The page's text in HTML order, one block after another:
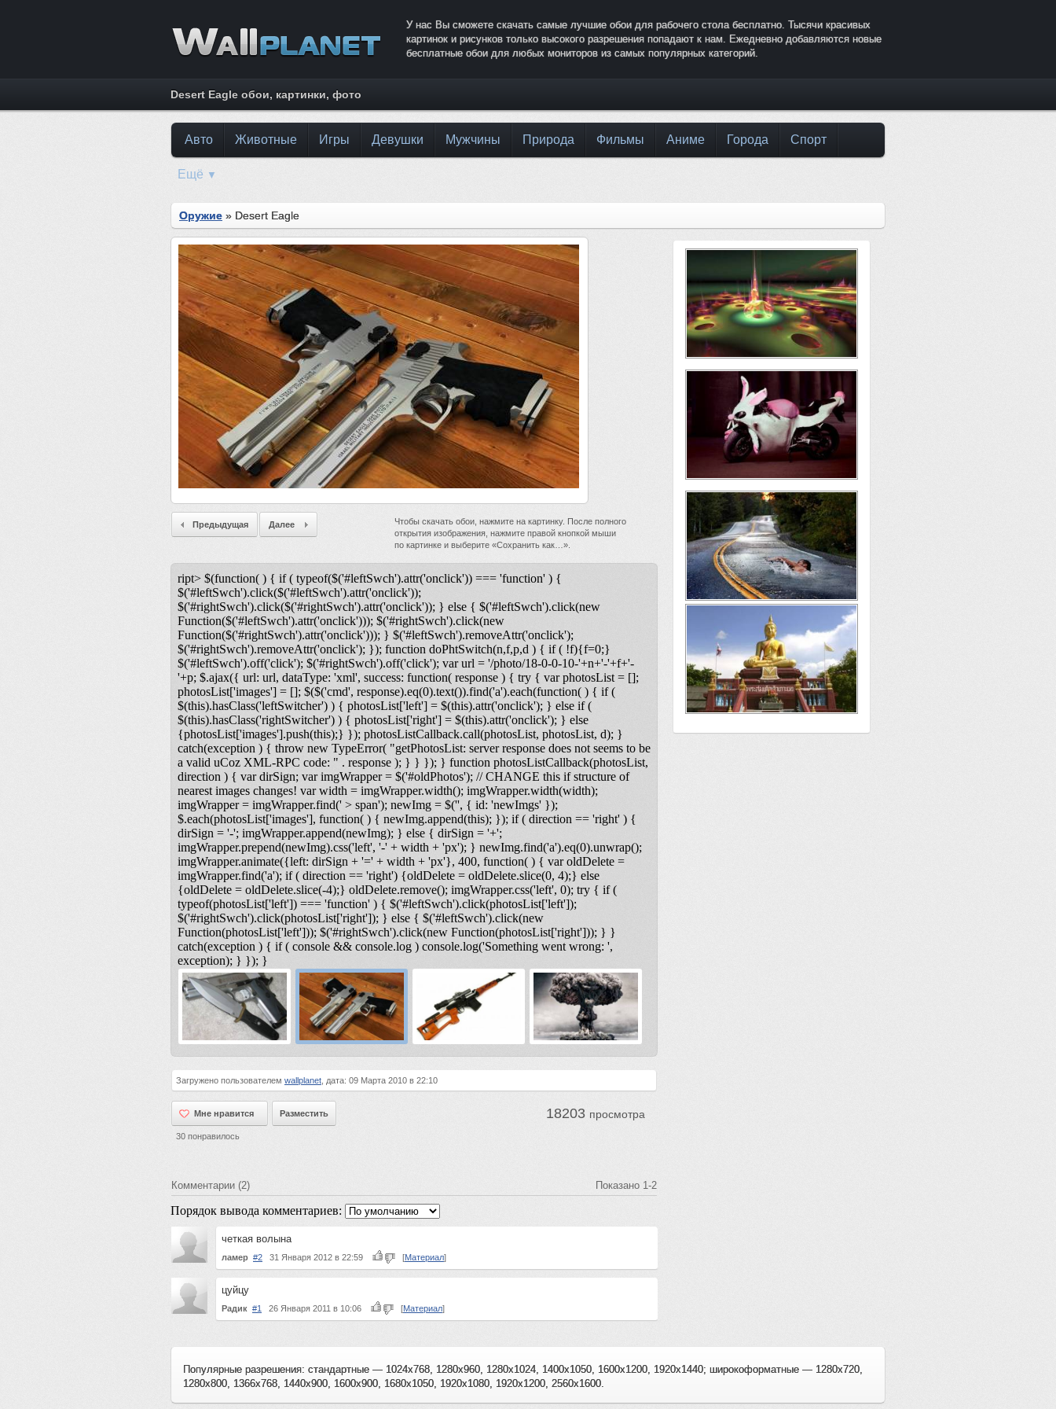
У нас Вы сможете скачать самые лучшие обои для рабочего стола бесплатно. Тысячи красивых
картинок и рисунков только высокого разрешения попадают к нам. Ежедневно добавляются новые
бесплатные обои для любых мониторов из самых популярных категорий.
Desert Eagle обои, картинки, фото
Авто Животные Игры Девушки Мужчины Природа Фильмы Аниме Города Спорт
Ещё ▼
Оружие » Desert Eagle
Чтобы скачать обои, нажмите на картинку. После полного
открытия изображения, нажмите правой кнопкой мыши
по картинке и выберите «Сохранить как…».
Предыдущая Далее
ript> $(function( ) { if ( typeof($('#leftSwch').attr('onclick')) === 'function' ) {
$('#leftSwch').click($('#leftSwch').attr('onclick'));
$('#rightSwch').click($('#rightSwch').attr('onclick')); } else { $('#leftSwch').click(new
Function($('#leftSwch').attr('onclick'))); $('#rightSwch').click(new
Function($('#rightSwch').attr('onclick'))); } $('#leftSwch').removeAttr('onclick');
$('#rightSwch').removeAttr('onclick'); }); function doPhtSwitch(n,f,p,d ) { if ( !f){f=0;}
$('#leftSwch').off('click'); $('#rightSwch').off('click'); var url = '/photo/18-0-0-10-'+n+'-'+f+'-
'+p; $.ajax({ url: url, dataType: 'xml', success: function( response ) { try { var photosList = [];
photosList['images'] = []; $($('cmd', response).eq(0).text()).find('a').each(function( ) { if (
$(this).hasClass('leftSwitcher') ) { photosList['left'] = $(this).attr('onclick'); } else if (
$(this).hasClass('rightSwitcher') ) { photosList['right'] = $(this).attr('onclick'); } else
{photosList['images'].push(this);} }); photosListCallback.call(photosList, photosList, d); }
catch(exception ) { throw new TypeError( "getPhotosList: server response does not seems to be
a valid uCoz XML-RPC code: " . response ); } } }); } function photosListCallback(photosList,
direction ) { var dirSign; var imgWrapper = $('#oldPhotos'); // CHANGE this if structure of
nearest images changes! var width = imgWrapper.width(); imgWrapper.width(width);
imgWrapper = imgWrapper.find(' > span'); newImg = $('', { id: 'newImgs' });
$.each(photosList['images'], function( ) { newImg.append(this); }); if ( direction == 'right' ) {
dirSign = '-'; imgWrapper.append(newImg); } else { dirSign = '+';
imgWrapper.prepend(newImg).css('left', '-' + width + 'px'); } newImg.find('a').eq(0).unwrap();
imgWrapper.animate({left: dirSign + '=' + width + 'px'}, 400, function( ) { var oldDelete =
imgWrapper.find('a'); if ( direction == 'right') {oldDelete = oldDelete.slice(0, 4);} else
{oldDelete = oldDelete.slice(-4);} oldDelete.remove(); imgWrapper.css('left', 0); try { if (
typeof(photosList['left']) === 'function' ) { $('#leftSwch').click(photosList['left']);
$('#rightSwch').click(photosList['right']); } else { $('#leftSwch').click(new
Function(photosList['left'])); $('#rightSwch').click(new Function(photosList['right'])); } }
catch(exception ) { if ( console && console.log ) console.log('Something went wrong: ',
exception); } }); }
Загружено пользователем wallplanet , дата: 09 Марта 2010 в 22:10
Мне нравится
Мне нравится Разместить 18203 просмотра
30 понравилось
Комментарии (2) Показано 1-2
Порядок вывода комментариев:
четкая волына
ламер #2 31 Января 2012 в 22:59 [Материал]
цуйцу
Радик #1 26 Января 2011 в 10:06 [Материал]
Популярные разрешения: стандартные — 1024x768, 1280x960, 1280x1024, 1400x1050, 1600x1200, 1920x1440; широкоформатные — 1280x720,
1280x800, 1366x768, 1440x900, 1600x900, 1680x1050, 1920x1080, 1920x1200, 2560x1600.